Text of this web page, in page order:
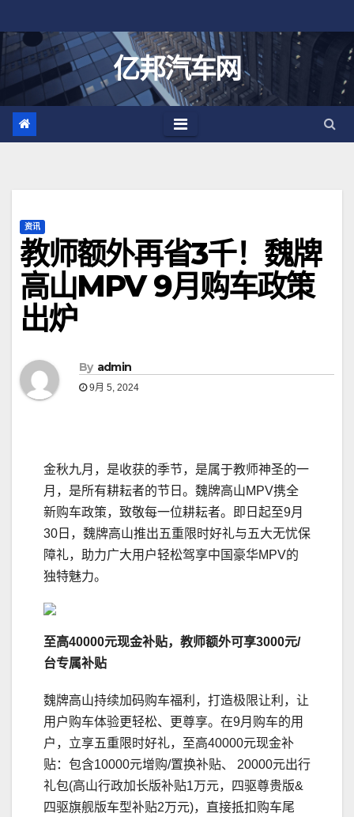
至
亿邦汽车网
资讯
教师额外再省3千！魏牌
高山MPV 9月购车政策
出炉
By admin
9月 5, 2024
金秋九月，是收获的季节，是属于教师神圣的一
月，是所有耕耘者的节日。魏牌高山MPV携全
新购车政策，致敬每一位耕耘者。即日起至9月
30日，魏牌高山推出五重限时好礼与五大无忧保
障礼，助力广大用户轻松驾享中国豪华MPV的
独特魅力。
至高40000元现金补贴， 教师额外可享3000元/
台专属补贴
魏牌高山持续加码购车福利，打造极限让利，让
用户购车体验更轻松、更尊享。在9月购车的用
户，立享五重限时好礼，至高40000元现金补
贴：包含10000元增购/置换补贴、 20000元出行
礼包(高山行政加长版补贴1万元，四驱尊贵版&
四驱旗舰版车型补贴2万元)，直接抵扣购车尾